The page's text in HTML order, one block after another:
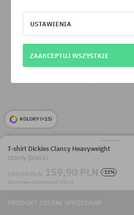
KOLORY (+15)
T-shirt Dickies Clancy Heavyweight
czarny (black)
179,90 PLN 159,90 PLN
-11%
Darmowa dostawa od 350 zł
PRODUKT ZOSTAŁ SPRZEDANY
USTAWIENIA
ZAAKCEPTUJ WSZYSTKIE